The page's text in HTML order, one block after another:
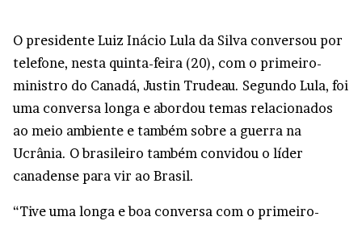
O presidente Luiz Inácio Lula da Silva conversou por
telefone, nesta quinta-feira (20), com o primeiro-
ministro do Canadá, Justin Trudeau. Segundo Lula, foi
uma conversa longa e abordou temas relacionados
ao meio ambiente e também sobre a guerra na
Ucrânia. O brasileiro também convidou o líder
canadense para vir ao Brasil.
“Tive uma longa e boa conversa com o primeiro-